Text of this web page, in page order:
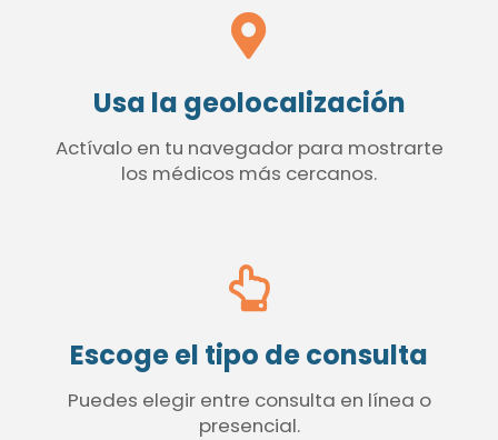
Usa la geolocalización
Actívalo en tu navegador para mostrarte
los médicos más cercanos.
Escoge el tipo de consulta
Puedes elegir entre consulta en línea o
presencial.